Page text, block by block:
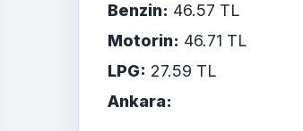
Benzin: 46.57 TL
Motorin: 46.71 TL
LPG: 27.59 TL
Ankara: